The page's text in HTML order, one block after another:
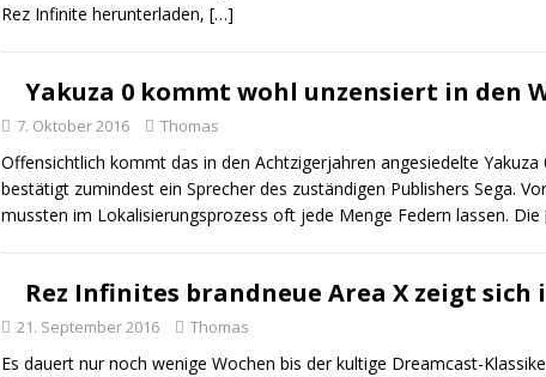
Rez Infinite herunterladen, […]
Yakuza 0 kommt wohl unzensiert in den
7. Oktober 2016 Thomas
Offensichtlich kommt das in den Achtzigerjahren angesiedelte
bestätigt zumindest ein Sprecher des zuständigen Publishers Sega.
mussten im Lokalisierungsprozess oft jede Menge Federn lassen. Die
Rez Infinites brandneue Area X zeigt sich
21. September 2016 Thomas
Es dauert nur noch wenige Wochen bis der kultige Dreamcast-